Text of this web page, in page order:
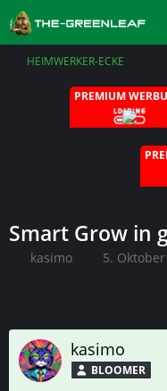
HEIMWERKER-ECKE
PREMIUM
Smart Grow in
kasimo 5.
kasimo
BLOOMER